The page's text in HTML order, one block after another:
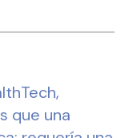
que una